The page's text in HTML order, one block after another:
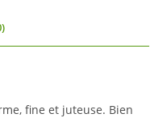
fine et juteuse. Bien